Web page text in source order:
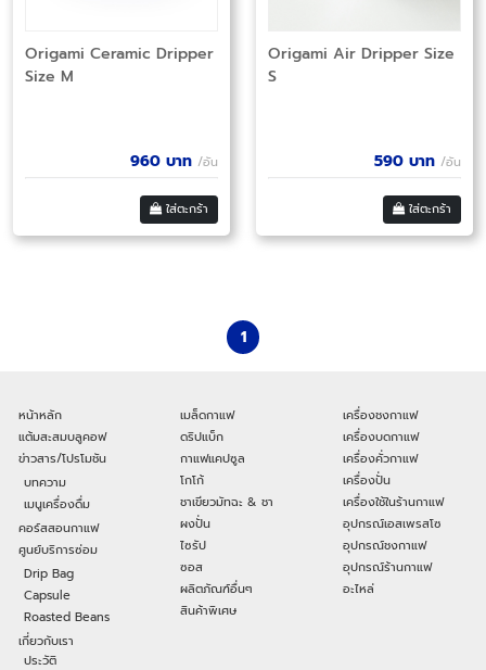
Origami Ceramic Dripper
Size M
960 บาท /อัน
ใส่ตะกร้า
Origami Air Dripper Size
S
590 บาท /อัน
ใส่ตะกร้า
1
หน้าหลัก
แต้มสะสมบลูคอฟ
ข่าวสาร/โปรโมชัน
บทความ
เมนูเครื่องดื่ม
คอร์สสอนกาแฟ
ศูนย์บริการซ่อม
Drip Bag
Capsule
Roasted Beans
เกี่ยวกับเรา
ประวัติ
เมล็ดกาแฟ
ดริปแบ็ก
กาแฟแคปซูล
โกโก้
ชาเขียวมัทฉะ & ชา
ผงปั่น
ไซรัป
ซอส
ผลิตภัณฑ์อื่นๆ
สินค้าพิเศษ
เครื่องชงกาแฟ
เครื่องบดกาแฟ
เครื่องคั่วกาแฟ
เครื่องปั่น
เครื่องใช้ในร้านกาแฟ
อุปกรณ์เอสเพรสโซ
อุปกรณ์ชงกาแฟ
อุปกรณ์ร้านกาแฟ
อะไหล่